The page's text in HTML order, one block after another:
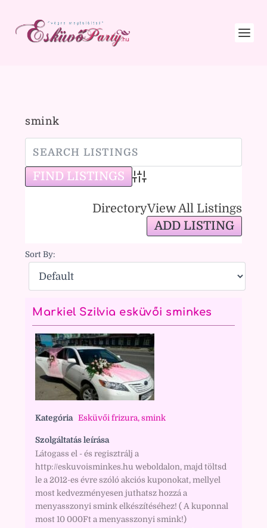
smink
Advanced Search
DirectoryView All Listings
ADD LISTING
Sort By:
Markiel Szilvia esküvői sminkes
Kategória Esküvői frizura, smink
Szolgáltatás leírása
Látogass el - és regisztrálj a
http://eskuvoisminkes.hu weboldalon, majd töltsd
le a 2012-es évre szóló akciós kuponokat, mellyel
most kedvezményesen juthatsz hozzá a
menyasszonyi smink elkészítéséhez! ( A kuponnal
most 10 000Ft a menyasszonyi smink!)